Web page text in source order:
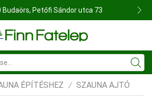
FINN FATELEP BUDAÖRS
input
ÉPÍTÉSHEZ / SZAUNA AJTÓ